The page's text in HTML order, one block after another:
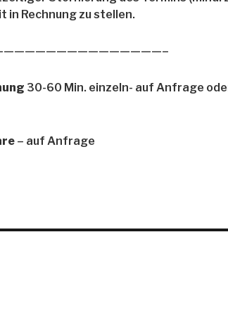
in Rechnung zu stellen.
30-60 Min. einzeln- auf Anfrage
– auf Anfrage